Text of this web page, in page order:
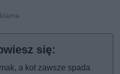
a kot zawsze spada